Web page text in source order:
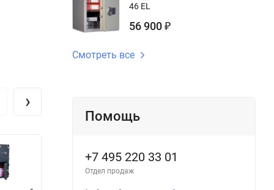
›
46 EL
56 900 ₽
Смотреть все
Помощь
+7 495 220 33 01
Отдел продаж